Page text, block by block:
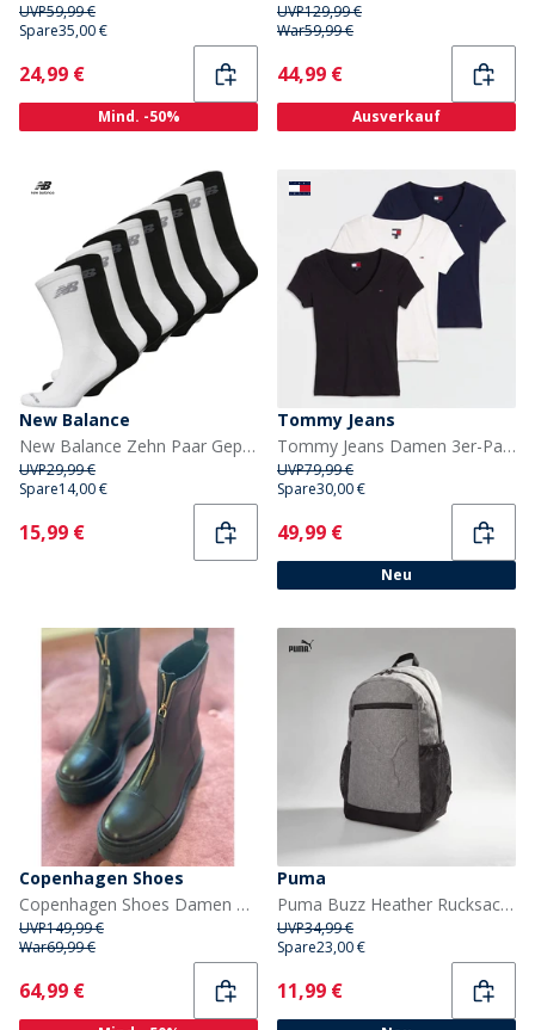
UVP59,99 €
Spare35,00 €
Current
24,99 €
Mind. -50%
UVP129,99 €
War59,99 €
Current
44,99 €
Ausverkauf
New Balance
New Balance Zehn Paar Gepolsterte Socken mit Knöchelbund Schwarz/Weiß
UVP29,99 €
Spare14,00 €
Current
15,99 €
Tommy Jeans
Tommy Jeans Damen 3er-Pack V Ausschnitt T Shirts Schwarz/Ecru/Dark Night Navy
UVP79,99 €
Spare30,00 €
Current
49,99 €
Neu
Copenhagen Shoes
Copenhagen Shoes Damen My Part 2 Stiefeletten Schwarz
UVP149,99 €
War69,99 €
Current
64,99 €
Puma
Puma Buzz Heather Rucksack Medium Grey Heather
UVP34,99 €
Spare23,00 €
Current
11,99 €